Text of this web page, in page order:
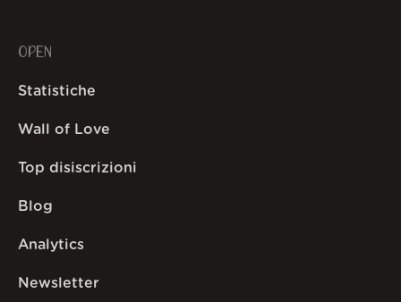
OPEN
Statistiche
Wall of Love
Top disiscrizioni
Blog
Analytics
Newsletter